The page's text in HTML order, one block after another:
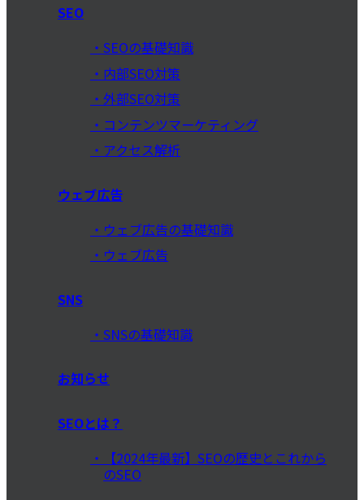
SEO
SEOの基礎知識
内部SEO対策
外部SEO対策
コンテンツマーケティング
アクセス解析
ウェブ広告
ウェブ広告の基礎知識
ウェブ広告
SNS
SNSの基礎知識
お知らせ
SEOとは？
【2024年最新】SEOの歴史とこれから
のSEO